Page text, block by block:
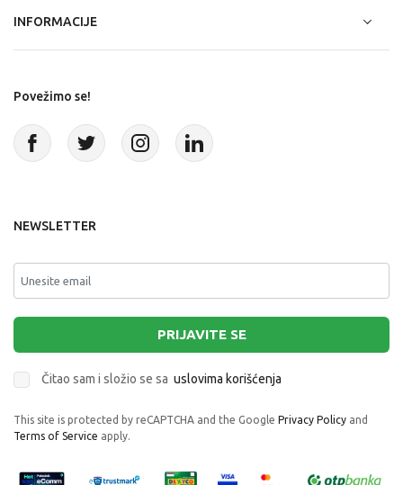
INFORMACIJE
Povežimo se!
NEWSLETTER
PRIJAVITE SE
Čitao sam i složio se sa uslovima korišćenja
This site is protected by reCAPTCHA and the Google Privacy Policy and
Terms of Service apply.